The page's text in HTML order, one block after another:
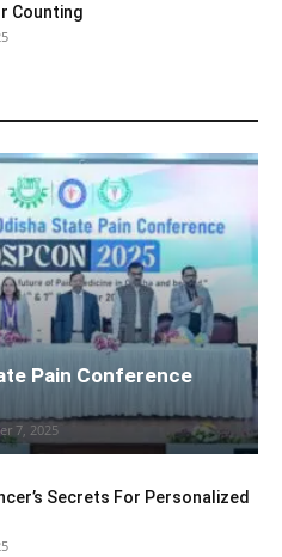
Counting
Pain Conference
7, 2025
Secrets For Personalized